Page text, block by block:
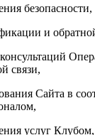
безопасности,
и
связи,
Сайта в
услуг Клубом,